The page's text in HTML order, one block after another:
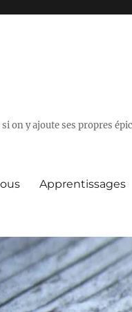
on y ajoute ses propres
Apprentissages